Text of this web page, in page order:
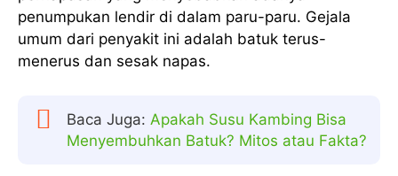
penumpukan lendir di dalam paru-paru. Gejala
umum dari penyakit ini adalah batuk terus-
menerus dan sesak napas.
Baca Juga: Apakah Susu Kambing Bisa
Menyembuhkan Batuk? Mitos atau Fakta?